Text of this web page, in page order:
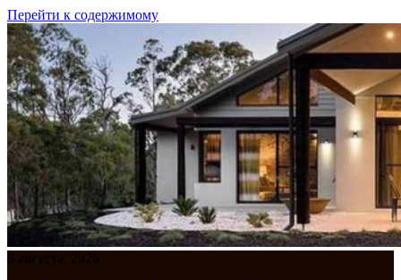
Перейти к содержимому
8 августа, 2026